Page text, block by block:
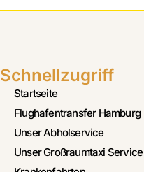
Schnellzugriff
Startseite
Flughafentransfer Hamburg
Unser Abholservice
Unser Großraumtaxi Service